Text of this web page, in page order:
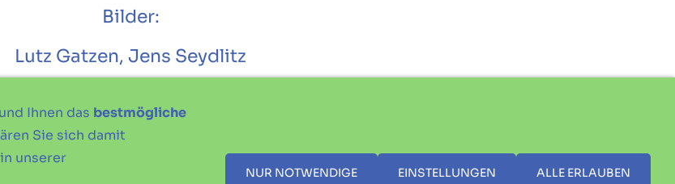
Bilder:
Lutz Gatzen, Jens Seydlitz
des genannten Autors. Jegliche Verwendung dieses Materials, auch in Teilen, bedarf der vorherigen, schriftlichen Zustimmung.
SATZUNG
Ihnen das bestmögliche
Sie sich damit
unserer
NUR NOTWENDIGE EINSTELLUNGEN ALLE ERLAUBEN